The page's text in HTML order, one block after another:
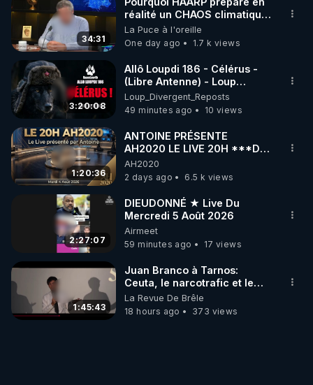
34:31
réalité un CHAOS climatique,
on répond
La Puce à l'oreille
One day ago
1.7 k views
3:20:08
Allô Loupdi 186 - Célérus -
(Libre Antenne) - Loup
Divergent 2026.08.06
Loup_Divergent_Reposts
49 minutes ago
10 views
1:20:36
ANTOINE PRÉSENTE
AH2020 LE LIVE 20H ***DU
04/08/2026*** 📷LE
GRAND RÉVEIL EST EN
MARCHE 📷
AH2020
2 days ago
6.5 k views
2:27:07
DIEUDONNÉ ★ Live Du
Mercredi 5 Août 2026
Airmeet
59 minutes ago
17 views
1:45:43
Juan Branco à Tarnos:
Ceuta, le narcotrafic et le
pouvoir en France
La Revue De Brêle
18 hours ago
373 views